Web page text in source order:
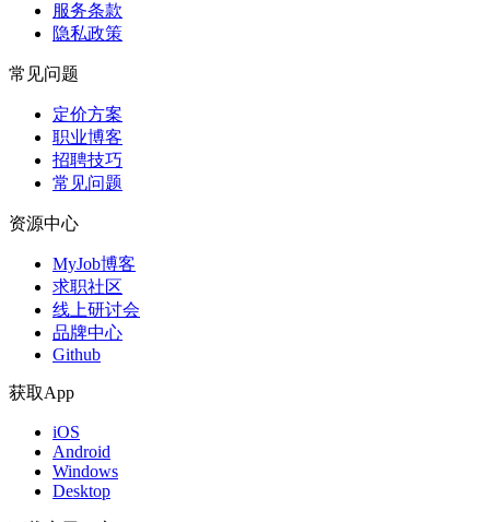
服务条款
隐私政策
常见问题
定价方案
职业博客
招聘技巧
常见问题
资源中心
MyJob博客
求职社区
线上研讨会
品牌中心
Github
获取App
iOS
Android
Windows
Desktop